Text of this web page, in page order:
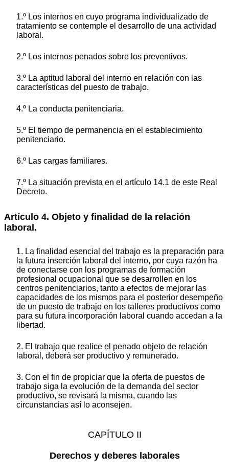
1.º Los internos en cuyo programa individualizado de
tratamiento se contemple el desarrollo de una actividad
laboral.
2.º Los internos penados sobre los preventivos.
3.º La aptitud laboral del interno en relación con las
características del puesto de trabajo.
4.º La conducta penitenciaria.
5.º El tiempo de permanencia en el establecimiento
penitenciario.
6.º Las cargas familiares.
7.º La situación prevista en el artículo 14.1 de este Real
Decreto.
Artículo 4. Objeto y finalidad de la relación
laboral.
1. La finalidad esencial del trabajo es la preparación para
la futura inserción laboral del interno, por cuya razón ha
de conectarse con los programas de formación
profesional ocupacional que se desarrollen en los
centros penitenciarios, tanto a efectos de mejorar las
capacidades de los mismos para el posterior desempeño
de un puesto de trabajo en los talleres productivos como
para su futura incorporación laboral cuando accedan a la
libertad.
2. El trabajo que realice el penado objeto de relación
laboral, deberá ser productivo y remunerado.
3. Con el fin de propiciar que la oferta de puestos de
trabajo siga la evolución de la demanda del sector
productivo, se revisará la misma, cuando las
circunstancias así lo aconsejen.
CAPÍTULO II
Derechos y deberes laborales